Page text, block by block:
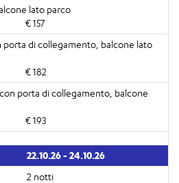
€ 157
€ 182
€ 193
22.10.26 - 24.10.26
2 notti